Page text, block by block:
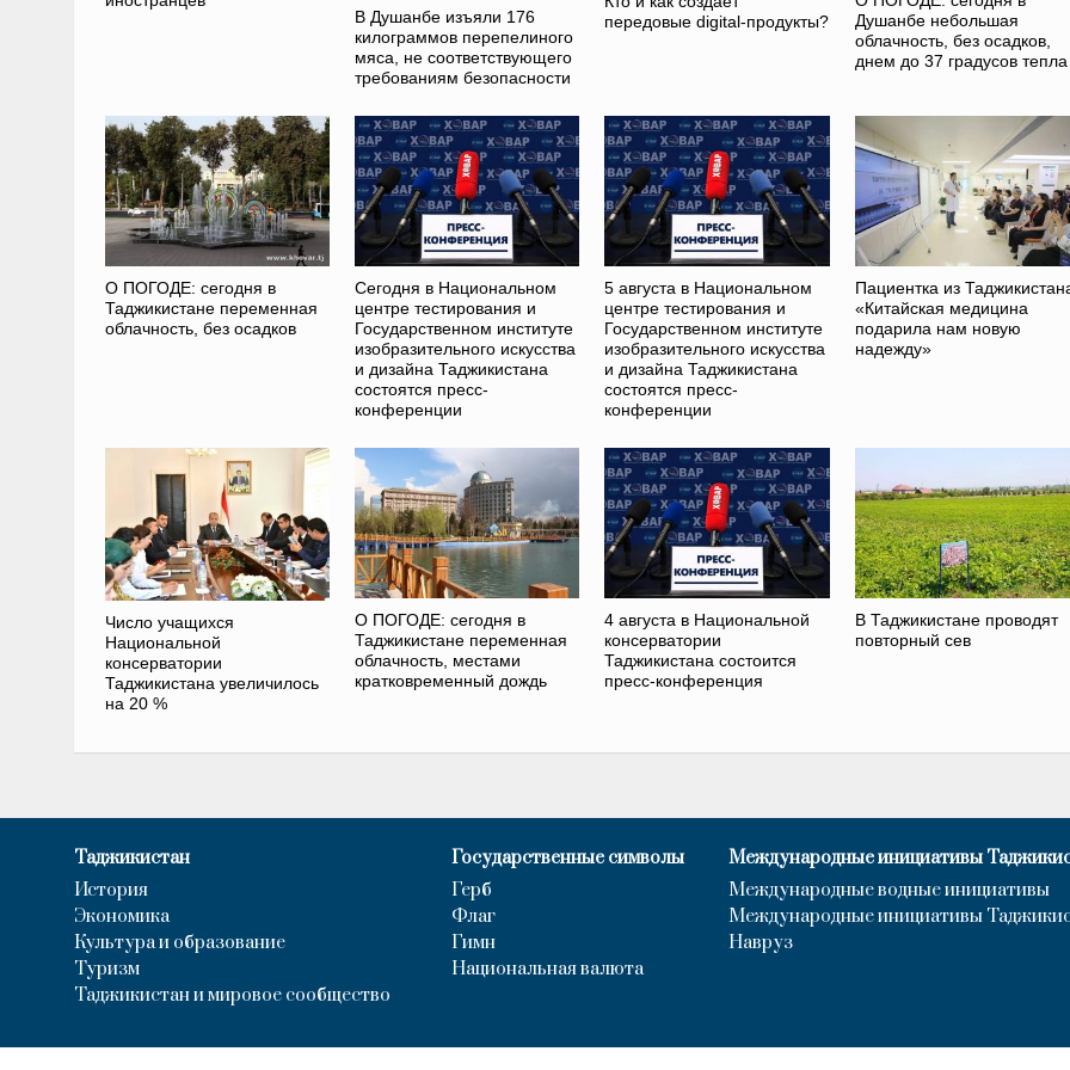
В Душанбе изъяли 176
килограммов перепелиного
мяса, не соответствующего
требованиям безопасности
передовые digital-продукты?
Душанбе небольшая
облачность, без осадков,
днем до 37 градусов тепла
О ПОГОДЕ: сегодня в
Таджикистане переменная
облачность, без осадков
Сегодня в Национальном
центре тестирования и
Государственном институте
изобразительного искусства
и дизайна Таджикистана
состоятся пресс-
конференции
5 августа в Национальном
центре тестирования и
Государственном институте
изобразительного искусства
и дизайна Таджикистана
состоятся пресс-
конференции
Пациентка из
«Китайская медицина
подарила нам новую
надежду»
Число учащихся
Национальной
консерватории
Таджикистана увеличилось
на 20 %
О ПОГОДЕ: сегодня в
Таджикистане переменная
облачность, местами
кратковременный дождь
4 августа в Национальной
консерватории
Таджикистана состоится
пресс-конференция
В Таджикистане проводят
повторный сев
Таджикистан
История
Экономика
Культура и образование
Туризм
Таджикистан и мировое сообщество
Государственные символы
Герб
Флаг
Гимн
Национальная валюта
Международные инициативы
Международные водные инициативы
Международные инициативы
Навруз